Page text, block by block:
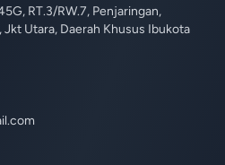
RT.3/RW.7, Penjaringan,
Utara, Daerah Khusus Ibukota